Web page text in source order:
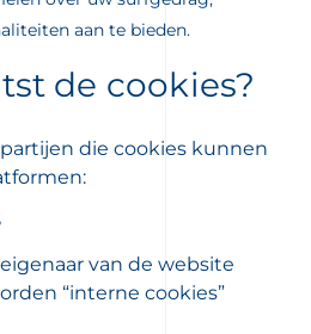
over
per
aan te bieden.
de cookies?
die cookies kunnen
van de website
“interne cookies”